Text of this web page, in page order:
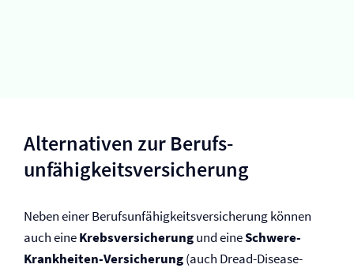
Alternativen zur Berufs­
unfähigkeits­versicherung
Neben einer Berufs­unfähigkeits­versicherung können
auch eineKrebs­versicherungund eineSchwere-
Krankheiten-Versicherung(auch Dread-Disease-